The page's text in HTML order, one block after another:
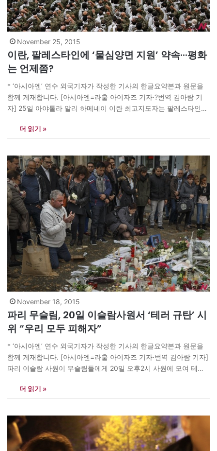
November 25, 2015
이란, 팔레스타인에 ‘물심양면 지원’ 약속···평화
는 언제쯤?
* ‘아시아엔’ 연수 외국기자가 작성한 기사의 한글요약본과 원문을
함께 게재합니다. [아시아엔=라훌 아이자즈 기자·?번역 김아람 기
자] 25일 아야톨라 알리 하메네이 이란 최고지도자는 팔레스타인에
는 “팔레스타인을 물심양면으로 적극 도울 것”이라며 강한 의지를
더 읽기 »
November 18, 2015
파리 무슬림, 20일 이슬람사원서 ‘테러 규탄’ 시
위 “우리 모두 피해자”
* ‘아시아엔’ 연수 외국기자가 작성한 기사의 한글요약본과 원문을
함께 게재합니다. [아시아엔=라훌 아이자즈 기자·번역 김아람 기자]
파리 이슬람 사원이 무슬림들에게 20일 오후2시 사원에 모여 테러
장 큰 이슬람사원으로 알려져 있다. 달리 부봐쾨르 이맘(무슬림 성
직자)은 이 같은 내용의 성명을 발표하면서 이번 시위는 “프랑스 내
더 읽기 »